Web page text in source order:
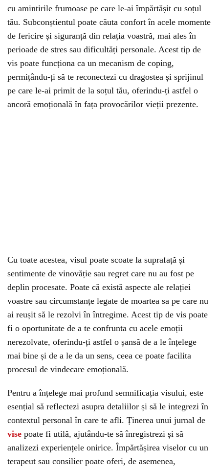
cu amintirile frumoase pe care le-ai împărtășit cu soțul
tău. Subconștientul poate căuta confort în acele momente
de fericire și siguranță din relația voastră, mai ales în
perioade de stres sau dificultăți personale. Acest tip de
vis poate funcționa ca un mecanism de coping,
permițându-ți să te reconectezi cu dragostea și sprijinul
pe care le-ai primit de la soțul tău, oferindu-ți astfel o
ancoră emoțională în fața provocărilor vieții prezente.
Cu toate acestea, visul poate scoate la suprafață și
sentimente de vinovăție sau regret care nu au fost pe
deplin procesate. Poate că există aspecte ale relației
voastre sau circumstanțe legate de moartea sa pe care nu
ai reușit să le rezolvi în întregime. Acest tip de vis poate
fi o oportunitate de a te confrunta cu acele emoții
nerezolvate, oferindu-ți astfel o șansă de a le înțelege
mai bine și de a le da un sens, ceea ce poate facilita
procesul de vindecare emoțională.
Pentru a înțelege mai profund semnificația visului, este
esențial să reflectezi asupra detaliilor și să le integrezi în
contextul personal în care te afli. Ținerea unui jurnal de
vise poate fi utilă, ajutându-te să înregistrezi și să
analizezi experiențele onirice. Împărtășirea viselor cu un
terapeut sau consilier poate oferi, de asemenea,